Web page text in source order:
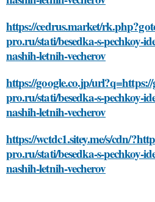
https://cedrus.market/
pro.ru/stati/besedka-s-pechkoy-
nashih-letnih-vecherov
https://google.co.jp/
pro.ru/stati/besedka-s-pechkoy-
nashih-letnih-vecherov
https://wctdc1.sitey.me/s/cdn/
pro.ru/stati/besedka-s-pechkoy-
nashih-letnih-vecherov